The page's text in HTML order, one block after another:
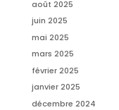
août 2025
juin 2025
mai 2025
mars 2025
février 2025
janvier 2025
décembre 2024